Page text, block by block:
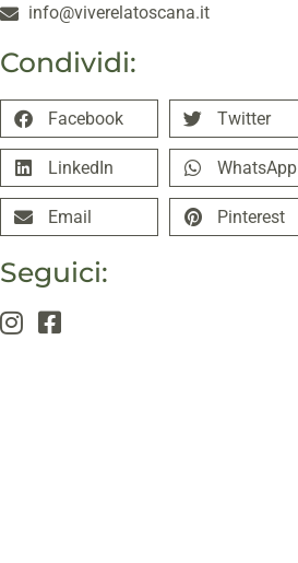
info@viverelatoscana.it
Condividi:
Facebook Twitter
LinkedIn WhatsApp
Email Pinterest
Seguici: